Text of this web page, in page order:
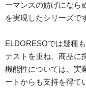
ーマンスの妨げになら
を実現したシリーズで
ELDORESOでは幾種
テストを重ね、商品に
機能性については、実
ートからも支持を得て